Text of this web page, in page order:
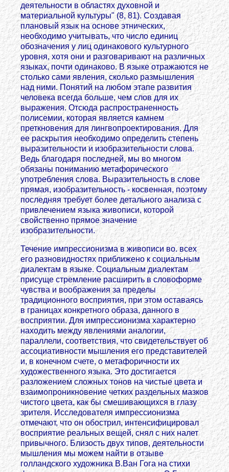
деятельности в областях духовной и
материальной культуры" (8, 81). Создавая
плановый язык на основе этнических,
необходимо учитывать, что число единиц
обозначения у лиц одинакового культурного
уровня, хотя они и разговаривают на различных
языках, почти одинаково. В языке отражаются не
столько сами явления, сколько размышления
над ними. Понятий на любом этапе развития
человека всегда больше, чем слов для их
выражения. Отсюда распространенность
полисемии, которая является камнем
преткновения для лингвопроектирования. Для
ее раскрытия необходимо определить степень
выразительности и изобразительности слова.
Ведь благодаря последней, мы во многом
обязаны пониманию метафорического
употребления слова. Выразительность в слове
прямая, изобразительность - косвенная, поэтому
последняя требует более детального анализа с
привлечением языка живописи, которой
свойственно прямое значение
изобразительности.
Течение импрессионизма в живописи во. всех
его разновидностях приближено к социальным
диалектам в языке. Социальным диалектам
присуще стремление расширить в словоформе
чувства и воображения за пределы
традиционного восприятия, при этом оставаясь
в границах конкретного образа, данного в
восприятии. Для импрессионизма характерно
находить между явлениями аналогии,
параллели, соответствия, что свидетельствует об
ассоциативности мышления его представителей
и, в конечном счете, о метафоричности их
художественного языка. Это достигается
разложением сложных тонов на чистые цвета и
взаимопроникновение четких раздельных мазков
чистого цвета, как бы смешивающихся в глазу
зрителя. Исследователя импрессионизма
отмечают, что он обострил, интенсифицировал
восприятие реальных вещей, снял с них налет
привычного. Близость двух типов, деятельности
мышления мы можем найти в отзыве
голландского художника В.Ван Гога на стихи